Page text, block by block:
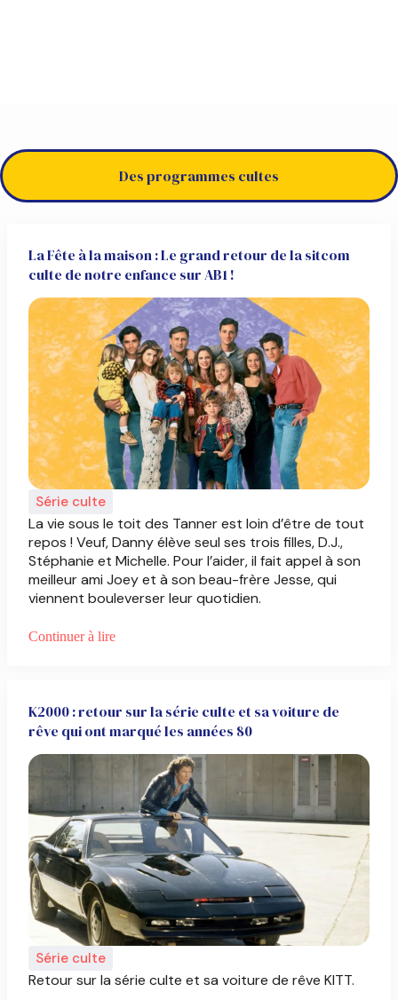
Des programmes cultes
La Fête à la maison : Le grand retour de la sitcom
culte de notre enfance sur AB1 !
Série culte
La vie sous le toit des Tanner est loin d’être de tout
repos ! Veuf, Danny élève seul ses trois filles, D.J.,
Stéphanie et Michelle. Pour l’aider, il fait appel à son
meilleur ami Joey et à son beau-frère Jesse, qui
viennent bouleverser leur quotidien.
Continuer à lire
K2000 : retour sur la série culte et sa voiture de
rêve qui ont marqué les années 80
Série culte
Retour sur la série culte et sa voiture de rêve KITT.